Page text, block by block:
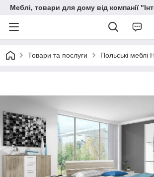
Меблі, товари для дому від компанії
Товари та послуги Польські меблі